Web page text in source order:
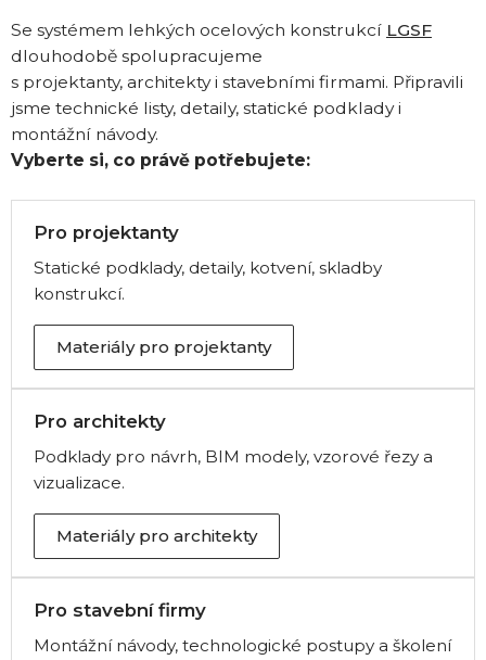
Se systémem lehkých ocelových konstrukcí LGSF
dlouhodobě spolupracujeme
s projektanty, architekty i stavebními firmami. Připravili
jsme technické listy, detaily, statické podklady i
montážní návody.
Vyberte si, co právě potřebujete:
Pro projektanty
Statické podklady, detaily, kotvení, skladby
konstrukcí.
Materiály pro projektanty
Pro architekty
Podklady pro návrh, BIM modely, vzorové řezy a
vizualizace.
Materiály pro architekty
Pro stavební firmy
Montážní návody, technologické postupy a školení